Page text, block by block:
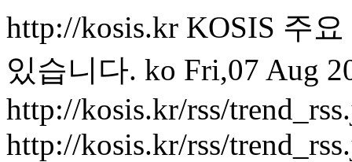
http://kosis.kr KOSIS 주
있습니다. ko Fri,07 Aug
http://kosis.kr/rss/
http://kosis.kr/rss/